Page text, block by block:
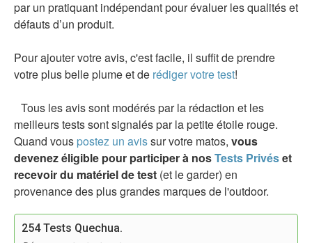
par un pratiquant indépendant pour évaluer les qualités et
défauts d’un produit.
Pour ajouter votre avis, c'est facile, il suffit de prendre
votre plus belle plume et de rédiger votre test!
Tous les avis sont modérés par la rédaction et les
meilleurs tests sont signalés par la petite étoile rouge.
Quand vous postez un avissur votre matos, vous
devenez éligible pour participer à nosTests Privéset
recevoir du matériel de test (et le garder) en
provenance des plus grandes marques de l'outdoor.
254 Tests Quechua.